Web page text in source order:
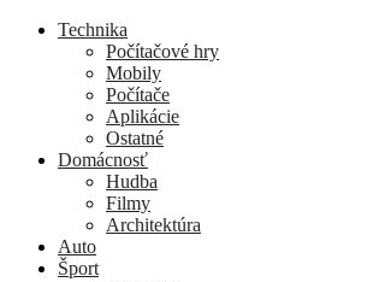
Technika
Počítačové hry
Mobily
Počítače
Aplikácie
Ostatné
Domácnosť
Hudba
Filmy
Architektúra
Auto
Šport